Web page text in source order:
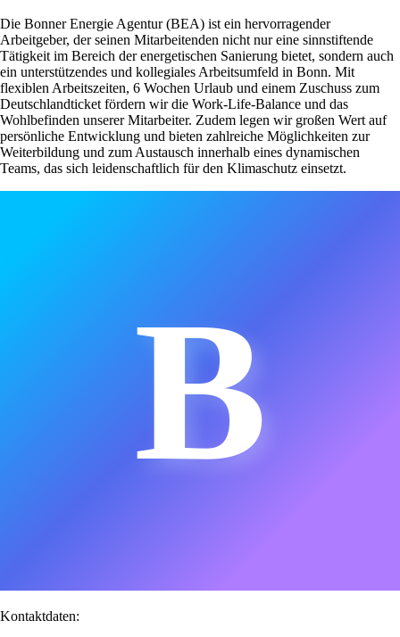
Die Bonner Energie Agentur (BEA) ist ein hervorragender
Arbeitgeber, der seinen Mitarbeitenden nicht nur eine sinnstiftende
Tätigkeit im Bereich der energetischen Sanierung bietet, sondern auch
ein unterstützendes und kollegiales Arbeitsumfeld in Bonn. Mit
flexiblen Arbeitszeiten, 6 Wochen Urlaub und einem Zuschuss zum
Deutschlandticket fördern wir die Work-Life-Balance und das
Wohlbefinden unserer Mitarbeiter. Zudem legen wir großen Wert auf
persönliche Entwicklung und bieten zahlreiche Möglichkeiten zur
Weiterbildung und zum Austausch innerhalb eines dynamischen
Teams, das sich leidenschaftlich für den Klimaschutz einsetzt.
B
Kontaktdaten: